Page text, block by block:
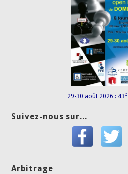
29-30 août 2026 : 43e
Suivez-nous sur...
Arbitrage